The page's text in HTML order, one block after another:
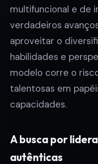
multifuncional e de
verdadeiros
aproveitar o
habilidades e
modelo corre o
talentosas em
capacidades.
A busca por
autênticas